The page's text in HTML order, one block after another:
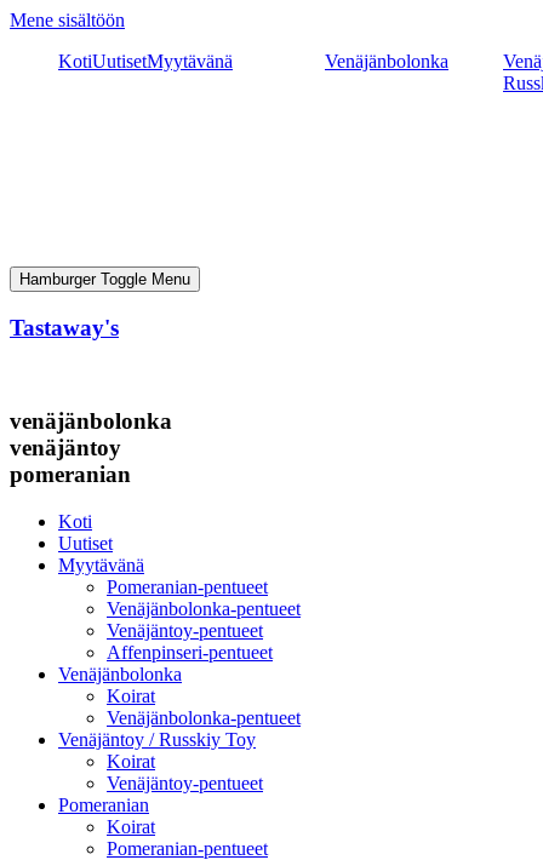
Mene sisältöön
KotiUutisetMyytävänä Venäjänbolonka
Hamburger Toggle Menu
Tastaway's
venäjänbolonka
venäjäntoy
pomeranian
Koti
Uutiset
Myytävänä
Pomeranian-pentueet
Venäjänbolonka-pentueet
Venäjäntoy-pentueet
Affenpinseri-pentueet
Venäjänbolonka
Koirat
Venäjänbolonka-pentueet
Venäjäntoy / Russkiy Toy
Koirat
Venäjäntoy-pentueet
Pomeranian
Koirat
Pomeranian-pentueet